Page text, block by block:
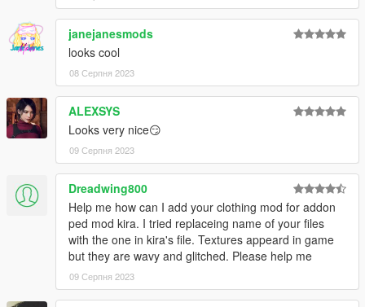
janejanesmods
looks cool
08 Серпня 2023
ALEXSYS
Looks very nice😏
09 Серпня 2023
Dreadwing800
Help me how can I add your clothing mod for addon
ped mod kira. I tried replaceing name of your files
with the one in kira's file. Textures appeard in game
but they are wavy and glitched. Please help me
09 Серпня 2023